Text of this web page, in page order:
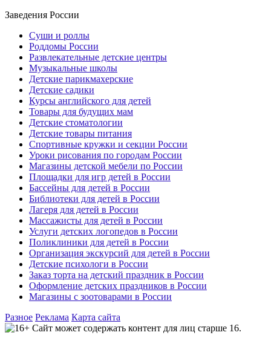
Заведения России
Суши и роллы
Роддомы России
Развлекательные детские центры
Музыкальные школы
Детские парикмахерские
Детские садики
Курсы английского для детей
Товары для будущих мам
Детские стоматологии
Детские товары питания
Спортивные кружки и секции России
Уроки рисования по городам России
Магазины детской мебели по России
Площадки для игр детей в России
Бассейны для детей в России
Библиотеки для детей в России
Лагеря для детей в России
Массажисты для детей в России
Услуги детских логопедов в России
Поликлиники для детей в России
Организация экскурсий для детей в России
Детские психологи в России
Заказ торта на детский праздник в России
Оформление детских праздников в России
Магазины с зоотоварами в России
Разное Реклама Карта сайта
Сайт может содержать контент для лиц старше 16.